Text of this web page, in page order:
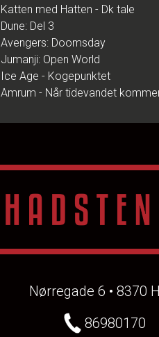
Katten med Hatten - Dk tale
Dune: Del 3
Avengers: Doomsday
Jumanji: Open World
Ice Age - Kogepunktet
Amrum - Når tidevandet
Nørregade 6 • 8370
86980170